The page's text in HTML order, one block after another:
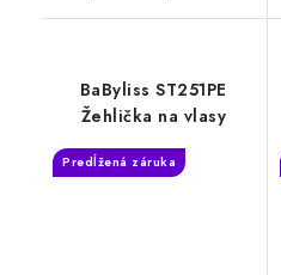
BaByliss ST251PE
Žehlička na vlasy
Predĺžená záruka